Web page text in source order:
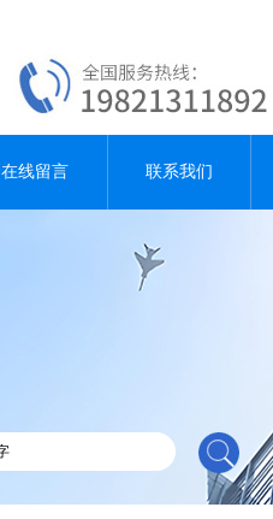
在线留言 联系我们